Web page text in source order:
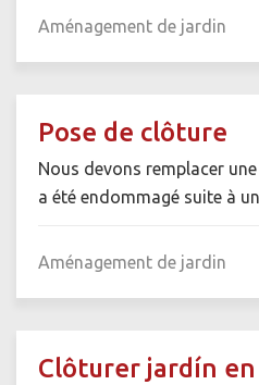
Aménagement de jardin
Pose de clôture
Nous devons remplacer
a été endommagé suite à
Aménagement de jardin
Clôturer jardín